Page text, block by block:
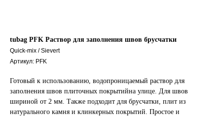
tubag PFK Раствор для заполнения швов брусчатки
Quick-mix / Sievert
Артикул: PFK
Готовый к использованию, водопроницаемый раствор для
заполнения швов плиточных покрытийна улице. Для швов
шириной от 2 мм. Также подходит для брусчатки, плит из
натурального камня и клинкерных покрытий. Простое и